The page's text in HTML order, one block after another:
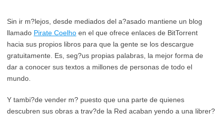
Sin ir m?lejos, desde mediados del a?asado mantiene un blog
llamado Pirate Coelho en el que ofrece enlaces de BitTorrent
hacia sus propios libros para que la gente se los descargue
gratuitamente. Es, seg?us propias palabras, la mejor forma de
dar a conocer sus textos a millones de personas de todo el
mundo.
Y tambi?de vender m? puesto que una parte de quienes
descubren sus obras a trav?de la Red acaban yendo a una librer?